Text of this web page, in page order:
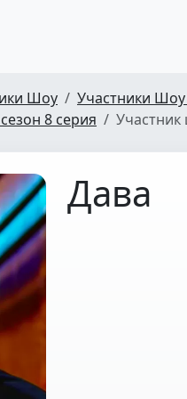
Шоу Участники
8 серия
Дава